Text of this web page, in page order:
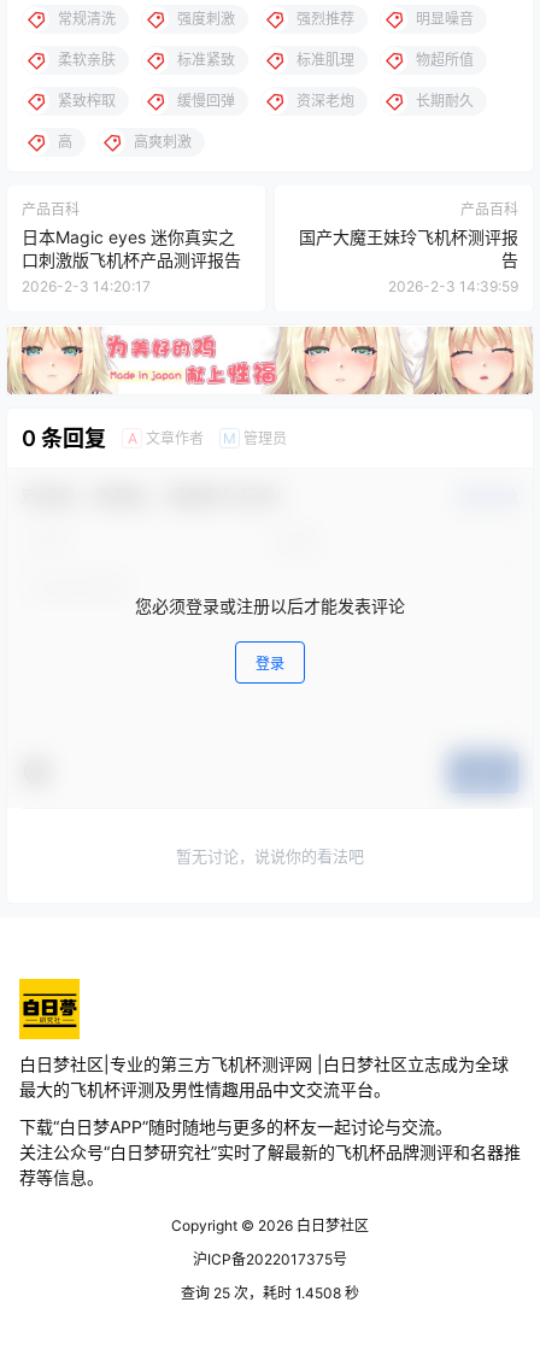
常规清洗 强度刺激 强烈推荐 明显噪音
柔软亲肤 标准紧致 标准肌理 物超所值
紧致榨取 缓慢回弹 资深老炮 长期耐久
高 高爽刺激
产品百科
日本Magic eyes 迷你真实之
口刺激版飞机杯产品测评报告
2026-2-3 14:20:17
产品百科
国产大魔王妹玲飞机杯测评报
告
2026-2-3 14:39:59
0 条回复 A 文章作者 M 管理员
您必须登录或注册以后才能发表评论
登录
暂无讨论，说说你的看法吧
白日梦社区|专业的第三方飞机杯测评网 |白日梦社区立志成为全球
最大的飞机杯评测及男性情趣用品中文交流平台。
下载“白日梦APP”随时随地与更多的杯友一起讨论与交流。
关注公众号“白日梦研究社”实时了解最新的飞机杯品牌测评和名器推
荐等信息。
Copyright © 2026 白日梦社区
沪ICP备2022017375号
查询 25 次，耗时 1.4508 秒